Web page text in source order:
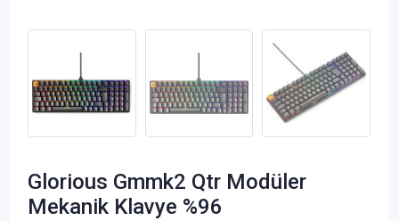
Glorious Gmmk2 Qtr Modüler
Mekanik Klavye %96